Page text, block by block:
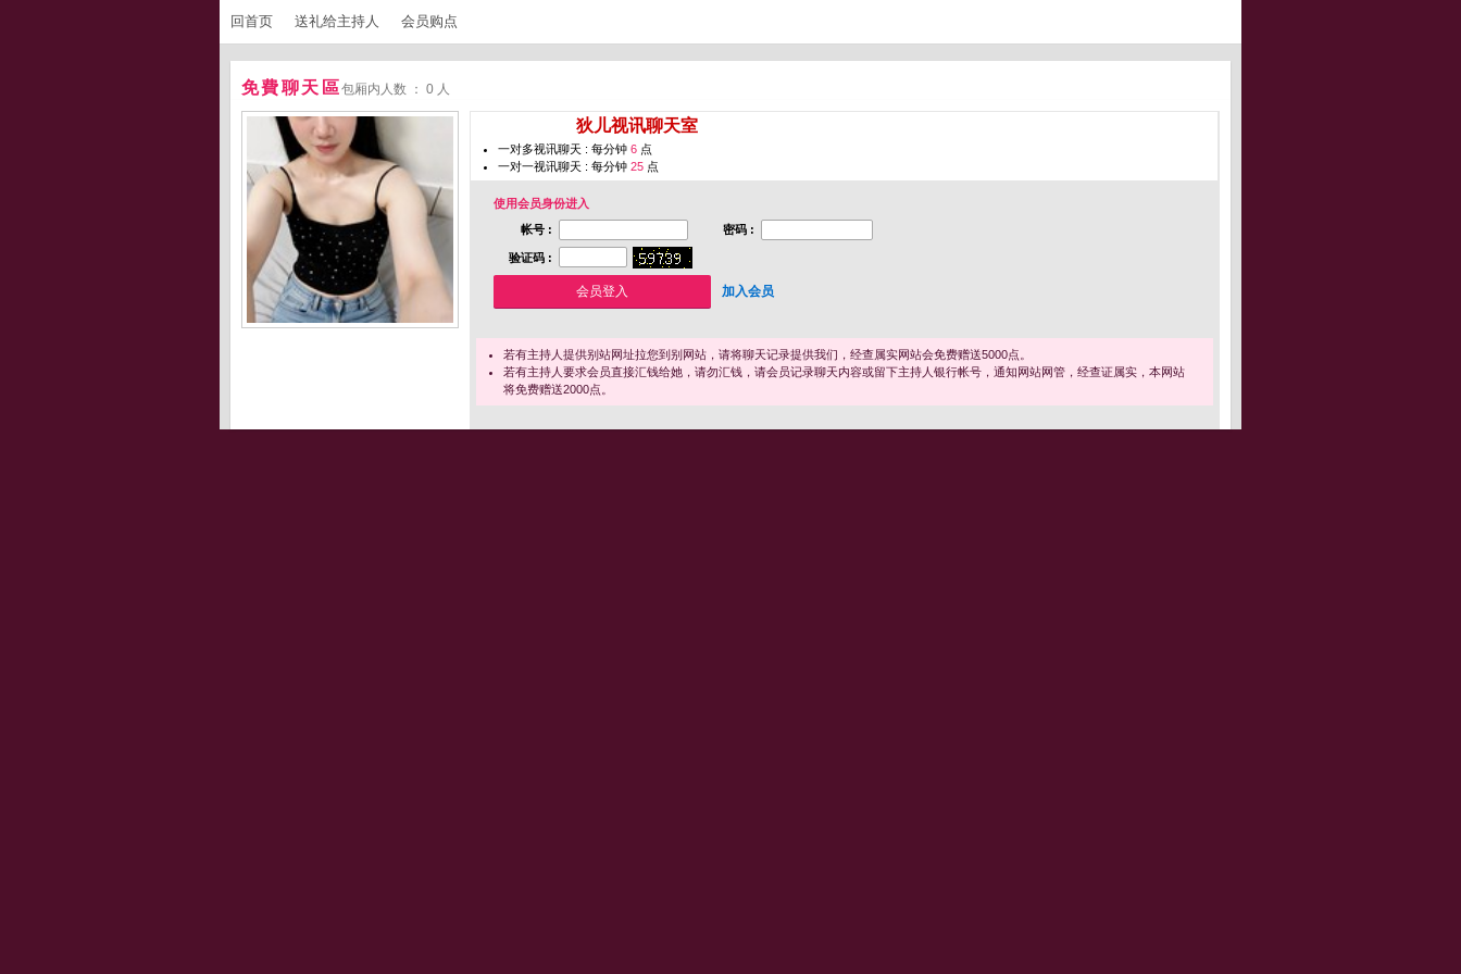
回首页 送礼给主持人 会员购点
免費聊天區包厢内人数 ： 0 人
狄儿视讯聊天室
一对多视讯聊天 : 每分钟 6 点
一对一视讯聊天 : 每分钟 25 点
使用会员身份进入
帐号 :
密码 :
验证码 :
加入会员
若有主持人提供别站网址拉您到别网站，请将聊天记录提供我们，经查属实网站会免费赠送5000点。
若有主持人要求会员直接汇钱给她，请勿汇钱，请会员记录聊天内容或留下主持人银行帐号，通知网站网管，经查证属实，本网站
将免费赠送2000点。